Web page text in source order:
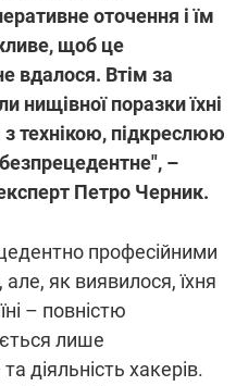
оточення і їм
щоб це
вдалося. Втім за
нищівної поразки їхні
з технікою, підкреслюю
–
Петро Черник.
професійними
як виявилося, їхня
– повністю
лише
діяльність хакерів.